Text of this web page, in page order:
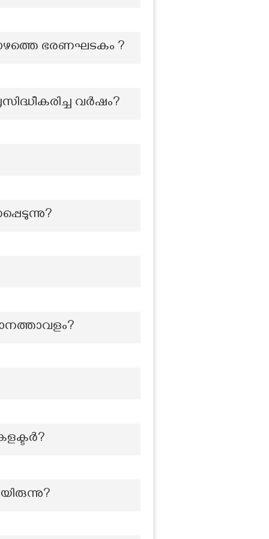
ഭരണഘടകം ?
വർഷം?